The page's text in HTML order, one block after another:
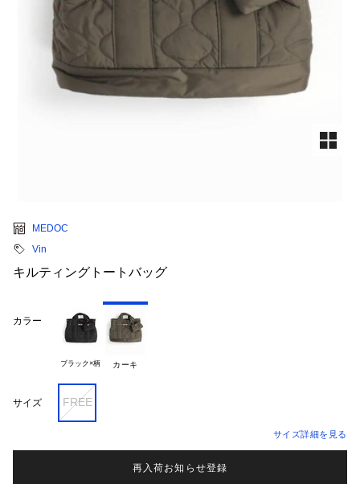
MEDOC
Vin
キルティングトートバッグ
カラー
ブラック×柄 カーキ
サイズ FREE
サイズ詳細を見る
再入荷お知らせ登録